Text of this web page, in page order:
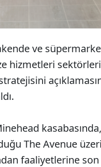
ve
hizmetleri
The Avenue
faaliyetlerine